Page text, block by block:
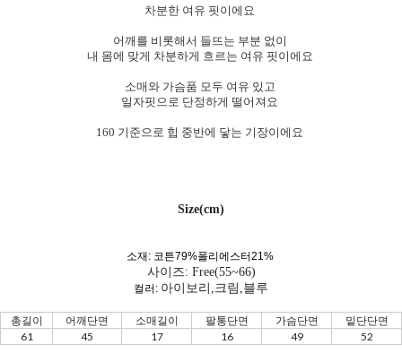
차분한 여유 핏이에요
어깨를 비롯해서 들뜨는 부분 없이
내 몸에 맞게 차분하게 흐르는 여유 핏이에요
소매와 가슴품 모두 여유 있고
일자핏으로 단정하게 떨어져요
160 기준으로 힙 중반에 닿는 기장이에요
Size(cm)
소재: 코튼79%폴리에스터21%
사이즈: Free(55~66)
컬러: 아이보리,크림,블루
총길이 어깨단면 소매길이 팔통단면 가슴단면
밑단단면
61
45 17 16 49 52